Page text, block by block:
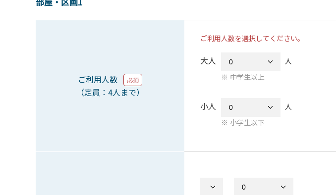
ご利用人数 必須
（定員：4人まで）
ご利用人数を選択してください。
大人
人
中学生以上
小人
人
小学生以下